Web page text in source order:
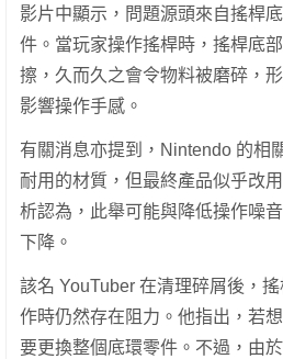
影片中顯示，問題源頭來自搖桿
件。當玩家操作搖桿時，搖桿底
擦，久而久之會令物料被磨碎，
影響操作手感。
有關消息亦提到，Nintendo 的相
耐用的材質，但最終產品似乎改
析認為，此舉可能與降低操作噪
下降。
該名 YouTuber 在清理碎屑後，
作時仍然存在阻力。他指出，若
要更換整個底環零件。不過，由